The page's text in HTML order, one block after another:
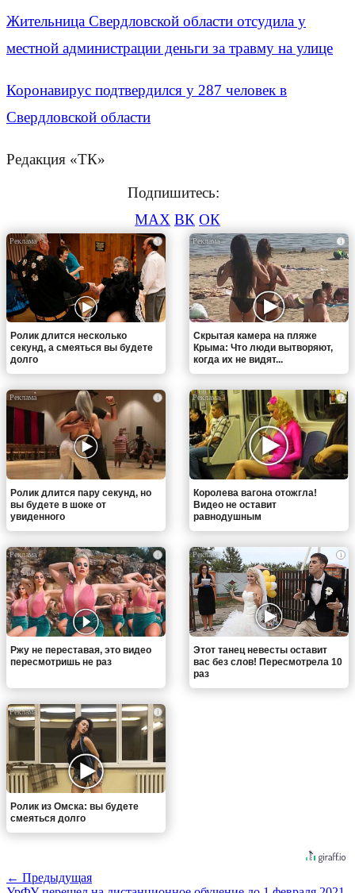
Жительница Свердловской области отсудила у
местной администрации деньги за травму на улице
Коронавирус подтвердился у 287 человек в
Свердловской области
Редакция «ТК»
Подпишитесь:
MAX ВК ОК
i
Ролик длится несколько
секунд, а смеяться вы будете
долго
i
Скрытая камера на пляже
Крыма: Что люди вытворяют,
когда их не видят...
i
Ролик длится пару секунд, но
вы будете в шоке от
увиденного
i
Королева вагона отожгла!
Видео не оставит
равнодушным
i
Ржу не переставая, это видео
пересмотришь не раз
i
Этот танец невесты оставит
вас без слов! Пересмотрела 10
раз
i
Ролик из Омска: вы будете
смеяться долго
← Предыдущая